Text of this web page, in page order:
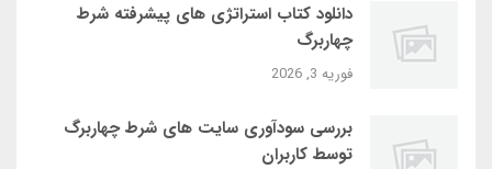
دانلود کتاب استراتژی‌ های پیشرفته شرط
چهاربرگ
فوریه 3, 2026
بررسی سودآوری سایت‌ های شرط چهاربرگ
توسط کاربران